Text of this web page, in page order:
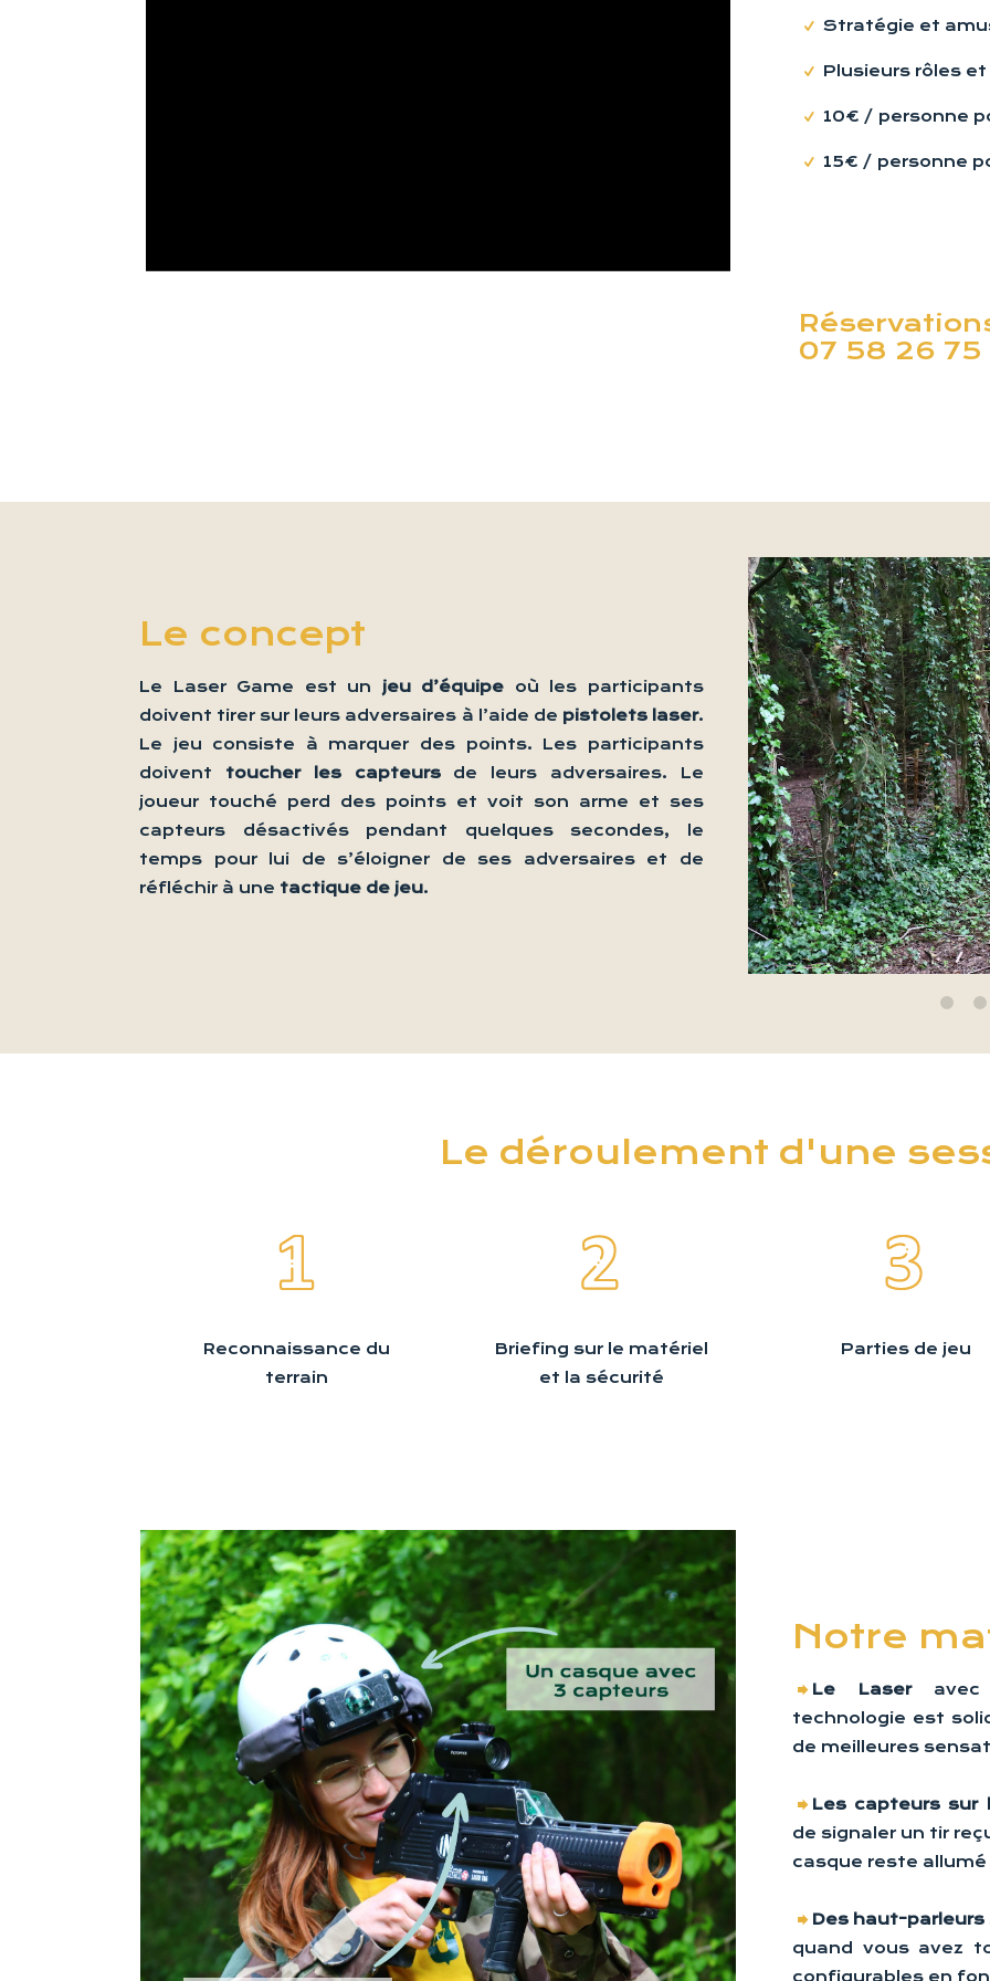
Stratégie et
Plusieurs rôles
10€ / personne
15€ / personne
07 58 26 75
Le concept
Le Laser Game est un jeu d’équipe où les participants
doivent tirer sur leurs adversaires à l’aide de pistolets laser.
Le jeu consiste à marquer des points. Les participants
doivent toucher les capteursde leurs adversaires. Le
joueur touché perd des points et voit son arme et ses
capteurs désactivés pendant quelques secondes, le
temps pour lui de s’éloigner de ses adversaires et de
réfléchir à une tactique de jeu.
Le déroulement d'une
Reconnaissance du
terrain
Briefing sur le matériel
et la sécurité
Parties de jeu
Notre
Le Laseravec
technologie est
de meilleures
Les capteurs sur
de signaler un tir
casque reste allumé
Des haut-parleurs
quand vous avez
configurables en